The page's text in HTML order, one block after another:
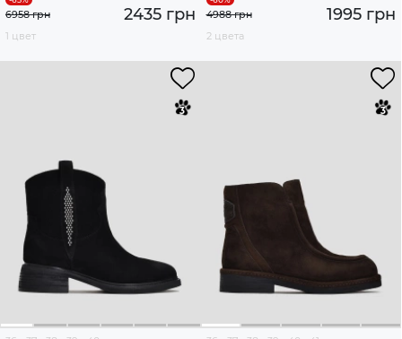
2435 грн
6958 грн
1 цвет
1995 грн
4988 грн
2 цвета